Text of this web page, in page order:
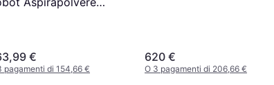
€
pagamenti di 154,66 €
620 €
O 3 pagamenti di 206,66 €